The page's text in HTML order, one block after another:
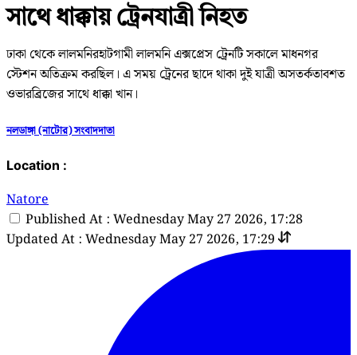
সাথে ধাক্কায় ট্রেনযাত্রী নিহত
ঢাকা থেকে লালমনিরহাটগামী লালমনি এক্সপ্রেস ট্রেনটি সকালে মাধনগর
স্টেশন অতিক্রম করছিল। এ সময় ট্রেনের ছাদে থাকা দুই যাত্রী অসতর্কতাবশত
ওভারব্রিজের সাথে ধাক্কা খান।
নলডাঙ্গা (নাটোর) সংবাদদাতা
Location :
Natore
Published At : Wednesday May 27 2026, 17:28
Updated At : Wednesday May 27 2026, 17:29